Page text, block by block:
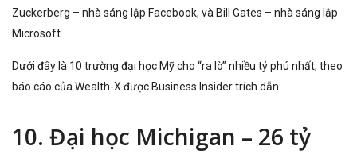
Zuckerberg – nhà sáng lập Facebook, và Bill Gates – nhà sáng lập
Microsoft.
Dưới đây là 10 trường đại học Mỹ cho “ra lò” nhiều tỷ phú nhất, theo
báo cáo của Wealth-X được Business Insider trích dẫn:
10. Đại học Michigan – 26 tỷ